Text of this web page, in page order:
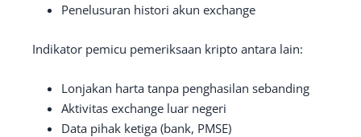
Penelusuran histori akun exchange
Indikator pemicu pemeriksaan kripto antara lain:
Lonjakan harta tanpa penghasilan sebanding
Aktivitas exchange luar negeri
Data pihak ketiga (bank, PMSE)